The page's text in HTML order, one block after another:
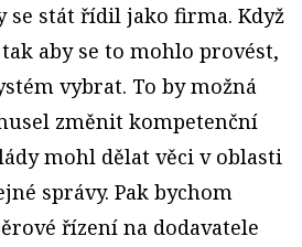
se stát řídil jako firma. Když
aby se to mohlo provést,
vybrat. To by možná
změnit kompetenční
mohl dělat věci v oblasti
správy. Pak bychom
řízení na dodavatele